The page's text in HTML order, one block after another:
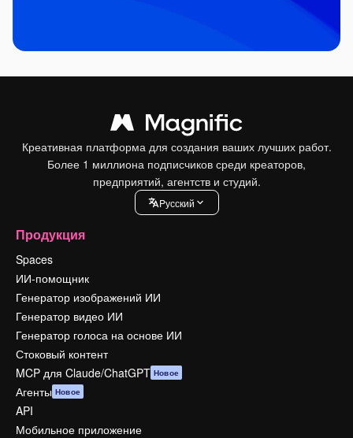
Креативная платформа для создания ваших лучших работ.
Более 1 миллиона подписчиков среди креаторов,
предприятий, агентств и студий.
Pусский
Продукция
Spaces
ИИ-помощник
Генератор изображений ИИ
Генератор видео ИИ
Генератор голоса на основе ИИ
Стоковый контент
MCP для Claude/ChatGPT Новое
Агенты Новое
API
Мобильное приложение